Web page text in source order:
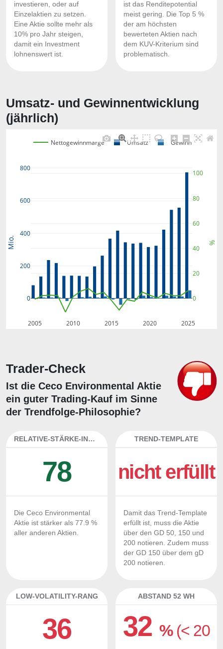
investieren, oder auf
Einzelaktien zu setzen.
Eine Aktie sollte mehr als
10% pro Jahr steigen,
damit ein Investment
lohnenswert ist.
ist das Renditepotential
meist gering. Die Top 5 %
der am höchsten
bewerteten Aktien nach
dem KUV-Kriterium sind
problematisch.
Umsatz- und Gewinnentwicklung
(jährlich)
2005 2010 2015 2020 2025
0
200
400
600
800
0
20
40
60
80
100
Nettogewinnmarge Umsatz Gewinn
Mio. %
Trader-Check
Ist die Ceco Environmental Aktie
ein guter Trading-Kauf im Sinne
der Trendfolge-Philosophie?
RELATIVE-STÄRKE-INDEX
78
Die Ceco Environmental
Aktie ist stärker als 77.9 %
aller anderen Aktien.
TREND-TEMPLATE
nicht erfüllt
Damit das Trend-Template
erfüllt ist, muss die Aktie
über den GD 50, 150 und
200 notieren. Zudem muss
der GD 150 über dem gD
200 notieren.
LOW-VOLATILITY-RANG
36
ABSTAND 52 WH
32% (< 20